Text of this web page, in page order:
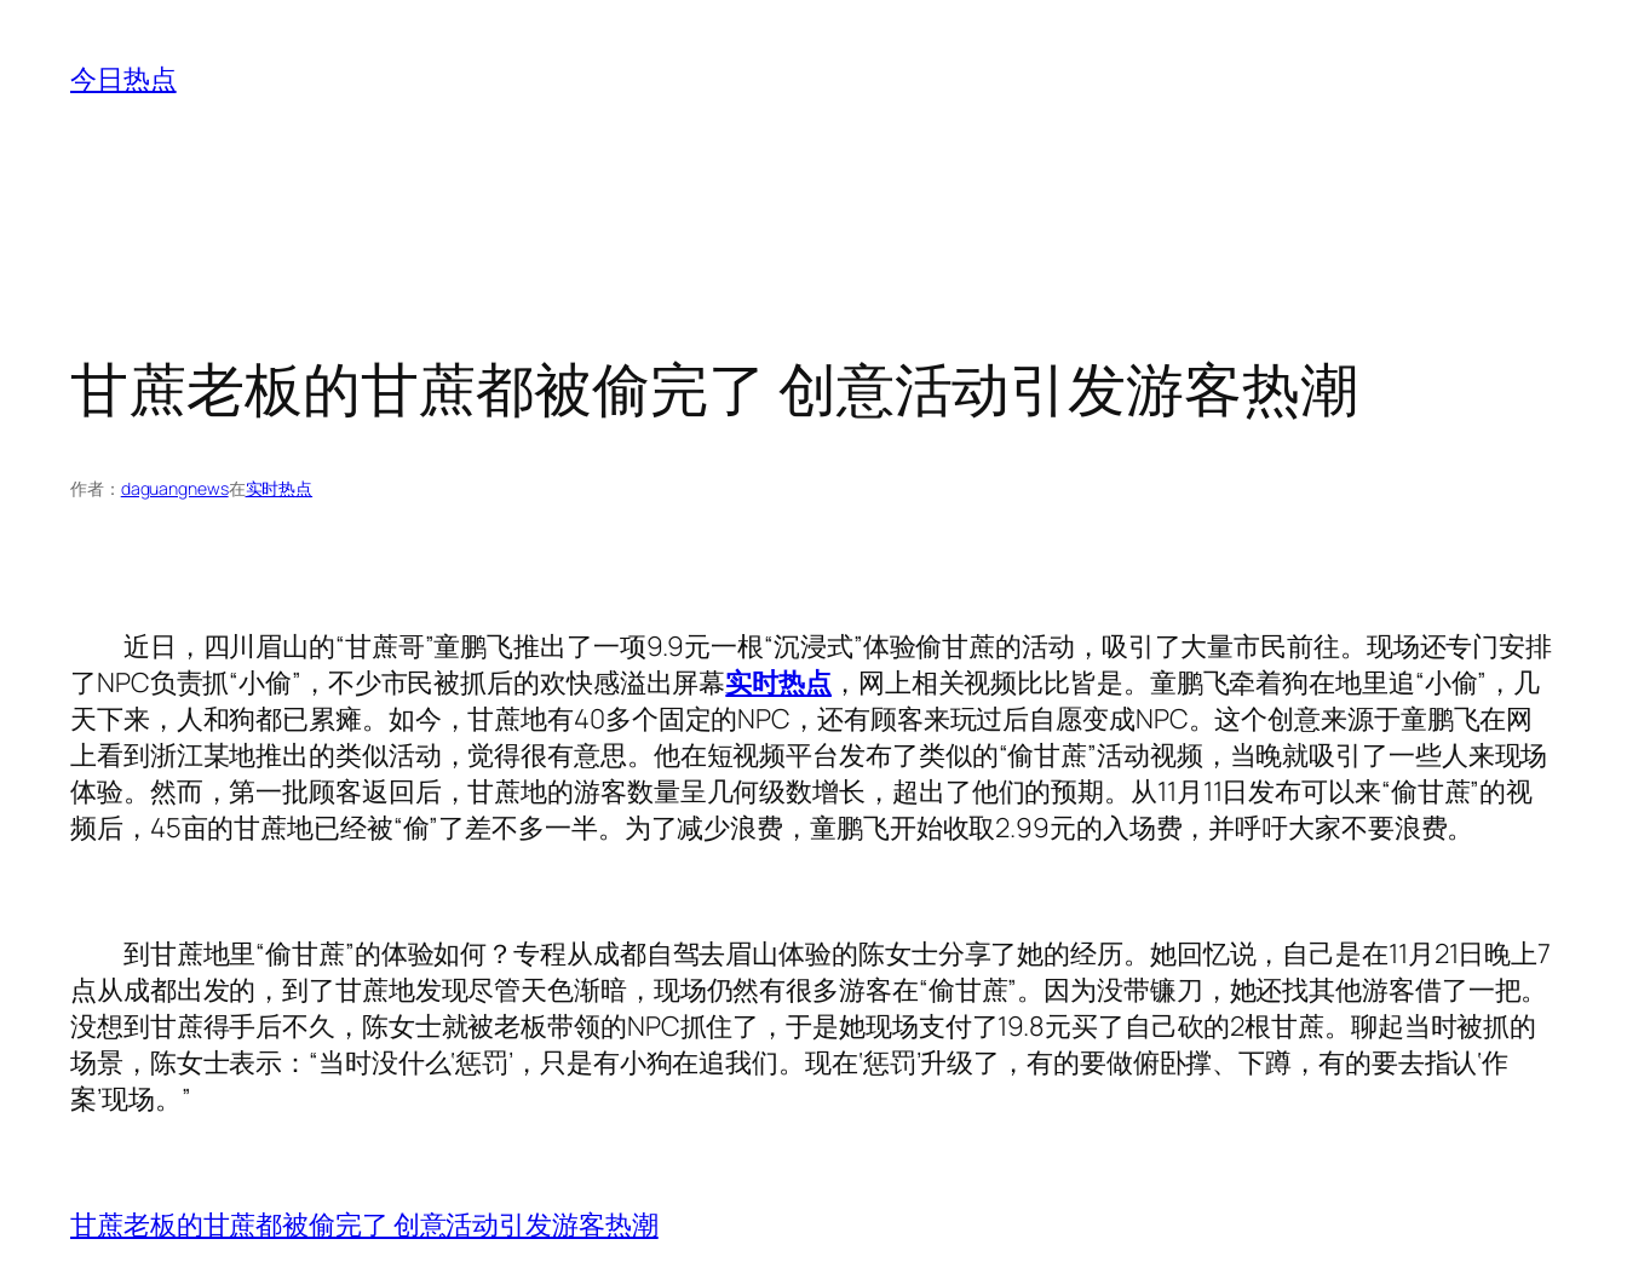
今日热点
甘蔗老板的甘蔗都被偷完了 创意活动引发游客热潮
作者： daguangnews在实时热点
近日，四川眉山的“甘蔗哥”童鹏飞推出了一项9.9元一根“沉浸式”体验偷甘蔗的活动，吸引了大量市民前往。现场还专门安排
了NPC负责抓“小偷”，不少市民被抓后的欢快感溢出屏幕实时热点 ，网上相关视频比比皆是。童鹏飞牵着狗在地里追“小偷”，几
天下来，人和狗都已累瘫。如今，甘蔗地有40多个固定的NPC，还有顾客来玩过后自愿变成NPC。这个创意来源于童鹏飞在网
上看到浙江某地推出的类似活动，觉得很有意思。他在短视频平台发布了类似的“偷甘蔗”活动视频，当晚就吸引了一些人来现场
体验。然而，第一批顾客返回后，甘蔗地的游客数量呈几何级数增长，超出了他们的预期。从11月11日发布可以来“偷甘蔗”的视
频后，45亩的甘蔗地已经被“偷”了差不多一半。为了减少浪费，童鹏飞开始收取2.99元的入场费，并呼吁大家不要浪费。
到甘蔗地里“偷甘蔗”的体验如何？专程从成都自驾去眉山体验的陈女士分享了她的经历。她回忆说，自己是在11月21日晚上7
点从成都出发的，到了甘蔗地发现尽管天色渐暗，现场仍然有很多游客在“偷甘蔗”。因为没带镰刀，她还找其他游客借了一把。
没想到甘蔗得手后不久，陈女士就被老板带领的NPC抓住了，于是她现场支付了19.8元买了自己砍的2根甘蔗。聊起当时被抓的
场景，陈女士表示：“当时没什么‘惩罚’，只是有小狗在追我们。现在‘惩罚’升级了，有的要做俯卧撑、下蹲，有的要去指认‘作
案’现场。”
甘蔗老板的甘蔗都被偷完了 创意活动引发游客热潮